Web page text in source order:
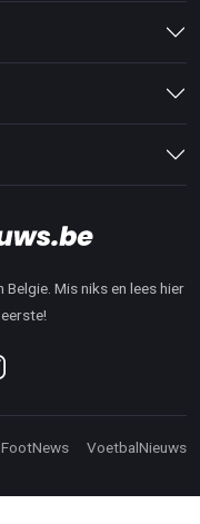
Mis niks en lees hier
FootNews VoetbalNieuws